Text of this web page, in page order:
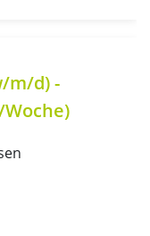
m/d) -